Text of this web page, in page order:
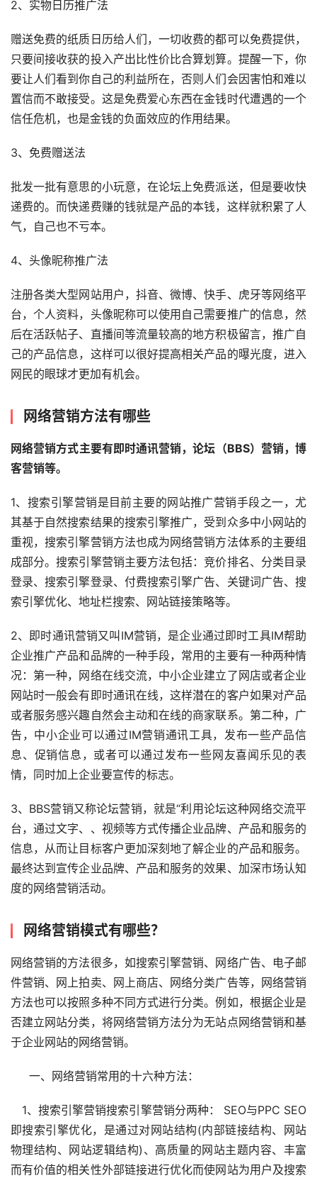
2、实物日历推广法
赠送免费的纸质日历给人们，一切收费的都可以免费提供，
只要间接收获的投入产出比性价比合算划算。提醒一下，你
要让人们看到你自己的利益所在，否则人们会因害怕和难以
置信而不敢接受。这是免费爱心东西在金钱时代遭遇的一个
信任危机，也是金钱的负面效应的作用结果。
3、免费赠送法
批发一批有意思的小玩意，在论坛上免费派送，但是要收快
递费的。而快递费赚的钱就是产品的本钱，这样就积累了人
气，自己也不亏本。
4、头像昵称推广法
注册各类大型网站用户，抖音、微博、快手、虎牙等网络平
台，个人资料，头像昵称可以使用自己需要推广的信息，然
后在活跃帖子、直播间等流量较高的地方积极留言，推广自
己的产品信息，这样可以很好提高相关产品的曝光度，进入
网民的眼球才更加有机会。
网络营销方法有哪些
网络营销方式主要有即时通讯营销，论坛（BBS）营销，博
客营销等。
1、搜索引擎营销是目前主要的网站推广营销手段之一，尤
其基于自然搜索结果的搜索引擎推广，受到众多中小网站的
重视，搜索引擎营销方法也成为网络营销方法体系的主要组
成部分。搜索引擎营销主要方法包括：竞价排名、分类目录
登录、搜索引擎登录、付费搜索引擎广告、关键词广告、搜
索引擎优化、地址栏搜索、网站链接策略等。
2、即时通讯营销又叫IM营销，是企业通过即时工具IM帮助
企业推广产品和品牌的一种手段，常用的主要有一种两种情
况：第一种，网络在线交流，中小企业建立了网店或者企业
网站时一般会有即时通讯在线，这样潜在的客户如果对产品
或者服务感兴趣自然会主动和在线的商家联系。第二种，广
告，中小企业可以通过IM营销通讯工具，发布一些产品信
息、促销信息，或者可以通过发布一些网友喜闻乐见的表
情，同时加上企业要宣传的标志。
3、BBS营销又称论坛营销，就是“利用论坛这种网络交流平
台，通过文字、、视频等方式传播企业品牌、产品和服务的
信息，从而让目标客户更加深刻地了解企业的产品和服务。
最终达到宣传企业品牌、产品和服务的效果、加深市场认知
度的网络营销活动。
网络营销模式有哪些？
网络营销的方法很多，如搜索引擎营销、网络广告、电子邮
件营销、网上拍卖、网上商店、网络分类广告等，网络营销
方法也可以按照多种不同方式进行分类。例如，根据企业是
否建立网站分类，将网络营销方法分为无站点网络营销和基
于企业网站的网络营销。
一、网络营销常用的十六种方法：
1、搜索引擎营销搜索引擎营销分两种： SEO与PPC SEO
即搜索引擎优化，是通过对网站结构(内部链接结构、网站
物理结构、网站逻辑结构)、高质量的网站主题内容、丰富
而有价值的相关性外部链接进行优化而使网站为用户及搜索